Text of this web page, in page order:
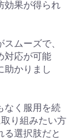
効果が得られ
ムーズで、
対応が可能
助かりまし
なく服用を続
り組みたい方
る選択肢だと